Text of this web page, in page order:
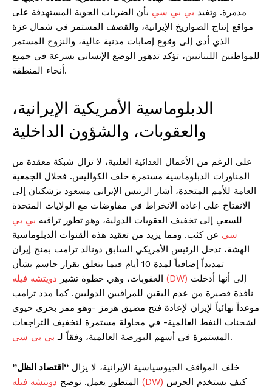
مدمرة. وتفيد بي بي سي بأن الضربات الجوية المستهدفة على
مواقع إنتاج الصواريخ الإيرانية، والقصف المستمر في شمال غزة
الذي أدى إلى وقوع إصابات مدنية عالية، والنزوح المستمر
للمواطنين اللبنانيين، تؤكد تدهور الوضع الإنساني بسرعة في جميع
أنحاء المنطقة.
الدبلوماسية الأمريكية الإيرانية،
والعقوبات، والشؤون الداخلية
على الرغم من الأعمال العدائية العلنية، لا تزال شبكة معقدة من
المناورات الدبلوماسية مستمرة خلف الكواليس. فخلال الجمعية
العامة للأمم المتحدة، أشار الرئيس الإيراني مسعود بزشكيان إلى
الانفتاح على إعادة الانخراط في مفاوضات مع الولايات المتحدة
للسعي إلى تخفيف العقوبات الدولية، وهو تطور تراقبه بي بي
سي عن كثب. ومما يزيد من تعقيد هذه القنوات الدبلوماسية
الهشة، تدخل الرئيس الأمريكي السابق دونالد ترامب بمنح إيران
تمديداً إضافياً لمدة 10 أيام فيما يتعلق بقرار حاسم بشأن
العقوبات، وهي خطوة تشير دويتشه فيله (DW)
نافذة قصيرة من عدم اليقين للمراقبين الدوليين. كما مدد ترامب
موعداً نهائياً لإيران لإعادة فتح مضيق هرمز -وهو ممر بحري حيوي
لشحنات النفط العالمية- في محاولة مستمرة لتخفيف التراجعات
المستمرة في أسهم البورصة العالمية، وفقاً لـ بي بي سي .
خلف المواقف الجيوسياسية الإيرانية، لا يزال “اقتصاد الظل”
المتطور يعمل. توضح دويتشه فيله (DW)